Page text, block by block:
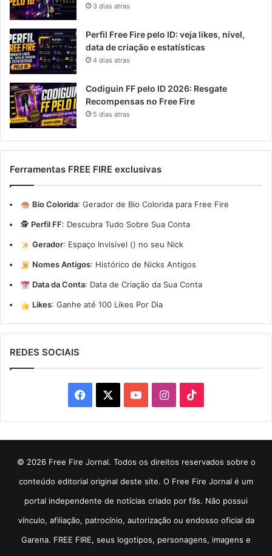
3 dias atras
Perfil Free Fire pelo ID: veja likes, nível,
data de criação e estatísticas
4 dias atras
Codiguin FF pelo ID 2026: Resgate
Recompensas no Free Fire
5 dias atras
Ferramentas FREE FIRE exclusivas
Bio Colorida: Gerador de Bio Colorida para Free Fire
🕵️ Perfil FF: Descubra Tudo Sobre Sua Conta
Gerador: Espaço Invisível (ㅤ) no seu Nick
Nomes Antigos: Histórico de Nicks Antigos
Data da Conta: Data de Criação da Sua Conta
Likes: Ganhe até 100 Likes Por Dia
REDES SOCIAIS
Facebook YouTubeInstagram
© 2026 Free Fire Jornal. Todos os direitos reservados sobre o
conteúdo editorial original deste site. O Free Fire Jornal é um
portal independente de notícias criado por fãs. Não possui
vínculo, afiliação, patrocínio, autorização ou endosso oficial da
Garena. FREE FIRE, seus logotipos, personagens, imagens e